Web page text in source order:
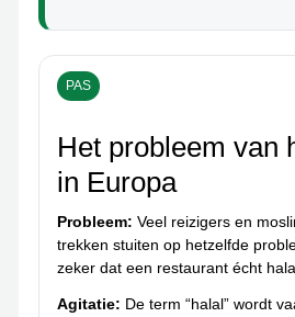
PAS
Het probleem van
in Europa
Probleem: Veel reizigers en
trekken stuiten op hetzelfde
zeker dat een restaurant écht
Agitatie: De term “halal” wordt